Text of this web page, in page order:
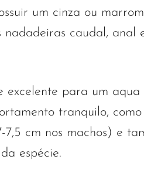
um cinza ou
nadadeiras caudal, anal
excelente para um
tranquilo,
7,5 cm nos machos) e
espécie.